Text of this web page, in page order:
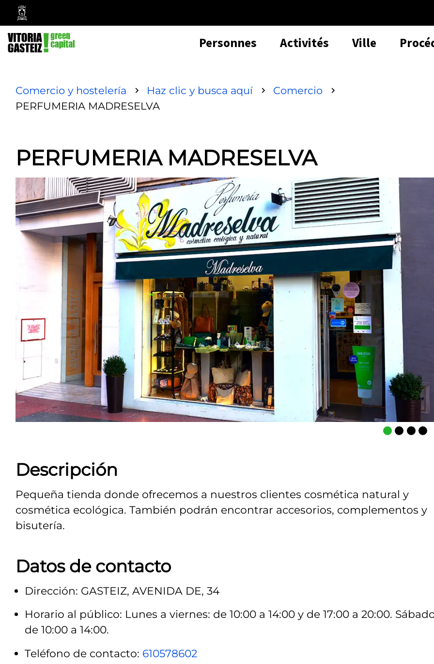
Mairie
de
Vitoria-
Gasteiz
Personnes Activités Ville
Comercio y hostelería Haz clic y busca aquí
Comercio
PERFUMERIA MADRESELVA
PERFUMERIA MADRESELVA
Descripción
Pequeña tienda donde ofrecemos a nuestros clientes cosmética natural y
cosmética ecológica. También podrán encontrar accesorios, complementos y
bisutería.
Datos de contacto
Dirección: GASTEIZ, AVENIDA DE, 34
Horario al público: Lunes a viernes: de 10:00 a 14:00 y de 17:00 a 20:00.
de 10:00 a 14:00.
Teléfono de contacto: 610578602